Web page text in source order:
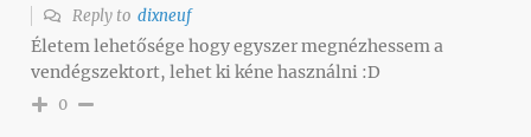
Reply to dixneuf
Életem lehetősége hogy egyszer megnézhessem a
vendégszektort, lehet ki kéne használni :D
0